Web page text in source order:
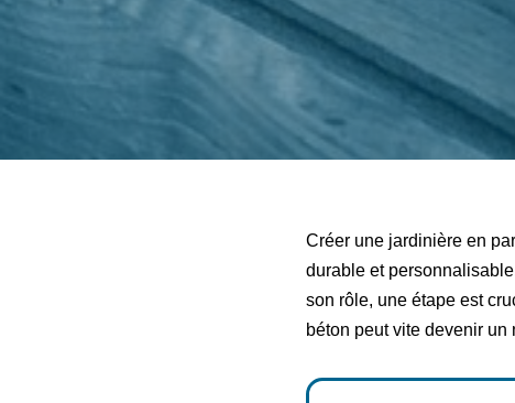
Créer une jardinière en
durable et
son rôle, une étape est
béton peut vite devenir